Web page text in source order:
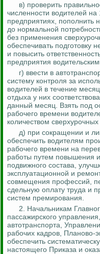
в) проверить
численности водителей на
предприятиях, пополнить
до нормальной
без применения
обеспечивать подготовку
и повысить
предприятия
г) ввести в
систему контроля за
водителей в течение
отдыха у них
данный месяц. Взять под
рабочего времени
количеством сверхурочных
д) при сокращении и
обеспечить водителям
рабочего времени на
работы путем повышения
подвижного состава,
эксплуатационной и
совмещения профессий,
сдельную оплату труда и
систем премирования.
2. Начальникам
пассажирского
автотранспорта,
рабочих кадров, Планово-
обеспечить
настоящего Приказа и